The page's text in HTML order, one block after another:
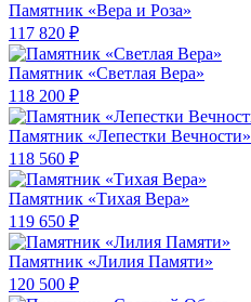
Памятник «Вера и Роза»
117 820 ₽
Памятник «Светлая Вера»
118 200 ₽
Памятник «Лепестки Вечности»
118 560 ₽
Памятник «Тихая Вера»
119 650 ₽
Памятник «Лилия Памяти»
120 500 ₽